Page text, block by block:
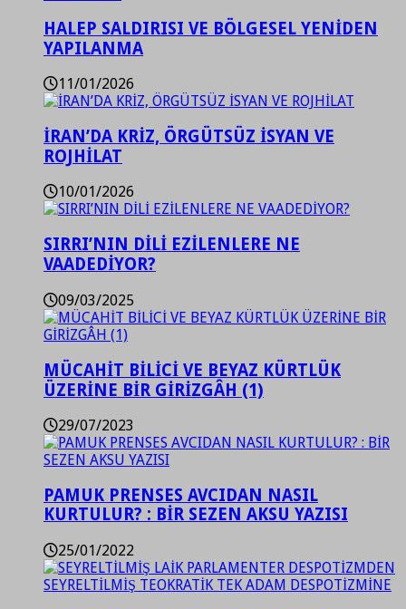
HALEP SALDIRISI VE BÖLGESEL YENİDEN
YAPILANMA
11/01/2026
İRAN’DA KRİZ, ÖRGÜTSÜZ İSYAN VE
ROJHİLAT
10/01/2026
SIRRI’NIN DİLİ EZİLENLERE NE
VAADEDİYOR?
09/03/2025
MÜCAHİT BİLİCİ VE BEYAZ KÜRTLÜK
ÜZERİNE BİR GİRİZGÂH (1)
29/07/2023
PAMUK PRENSES AVCIDAN NASIL
KURTULUR? : BİR SEZEN AKSU YAZISI
25/01/2022